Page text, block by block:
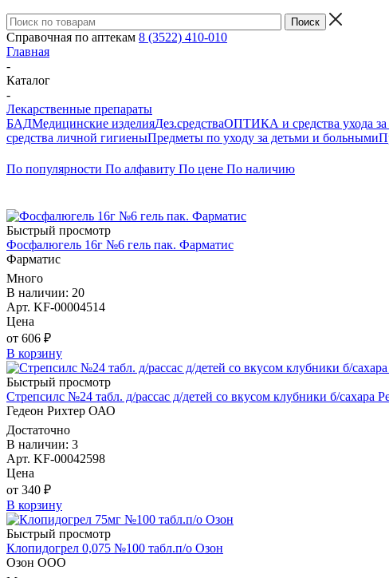
Справочная по аптекам 8 (3522) 410-010
Главная
-
Каталог
-
Лекарственные препараты
БАДМедицинские изделияДез.средстваОПТИКА и средства ухода за
средства личной гигиеныПредметы по уходу за детьми и больными
По популярности По алфавиту По цене По наличию
Быстрый просмотр
Фосфалюгель 16г №6 гель пак. Фарматис
Фарматис
Много
В наличии: 20
Арт. KF-00004514
Цена
от 606 ₽
В корзину
Быстрый просмотр
Стрепсилс №24 табл. д/рассас д/детей со вкусом клубники б/сахара
Гедеон Рихтер ОАО
Достаточно
В наличии: 3
Арт. KF-00042598
Цена
от 340 ₽
В корзину
Быстрый просмотр
Клопидогрел 0,075 №100 табл.п/о Озон
Озон ООО